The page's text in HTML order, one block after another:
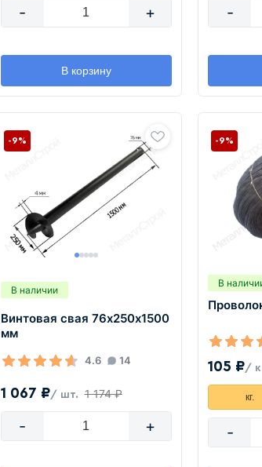
- +
В корзину
-
В наличии
Винтовая свая 76х250х1500
мм
4.6 14
1 067 ₽/ шт. 1 174 ₽
-9%
- +
В
105 ₽/
-9%
кг.
-